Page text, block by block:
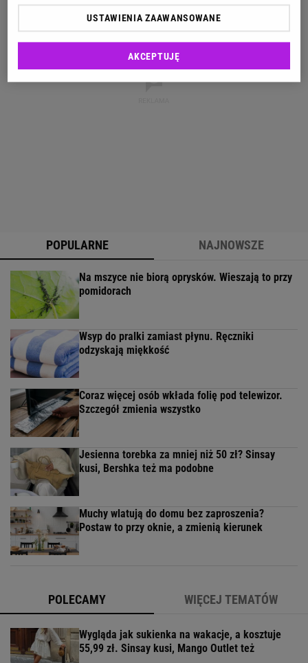
POPULARNE NAJNOWSZE
Na mszyce nie biorą oprysków. Wieszają to przy
pomidorach
Wsyp do pralki zamiast płynu. Ręczniki
odzyskają miękkość
Coraz więcej osób wkłada folię pod telewizor.
Szczegół zmienia wszystko
Jesienna torebka za mniej niż 50 zł? Sinsay
kusi, Bershka też ma podobne
Muchy wlatują do domu bez zaproszenia?
Postaw to przy oknie, a zmienią kierunek
POLECAMY WIĘCEJ TEMATÓW
Wygląda jak sukienka na wakacje, a kosztuje
55,99 zł. Sinsay kusi, Mango Outlet też
USTAWIENIA ZAAWANSOWANE
AKCEPTUJĘ